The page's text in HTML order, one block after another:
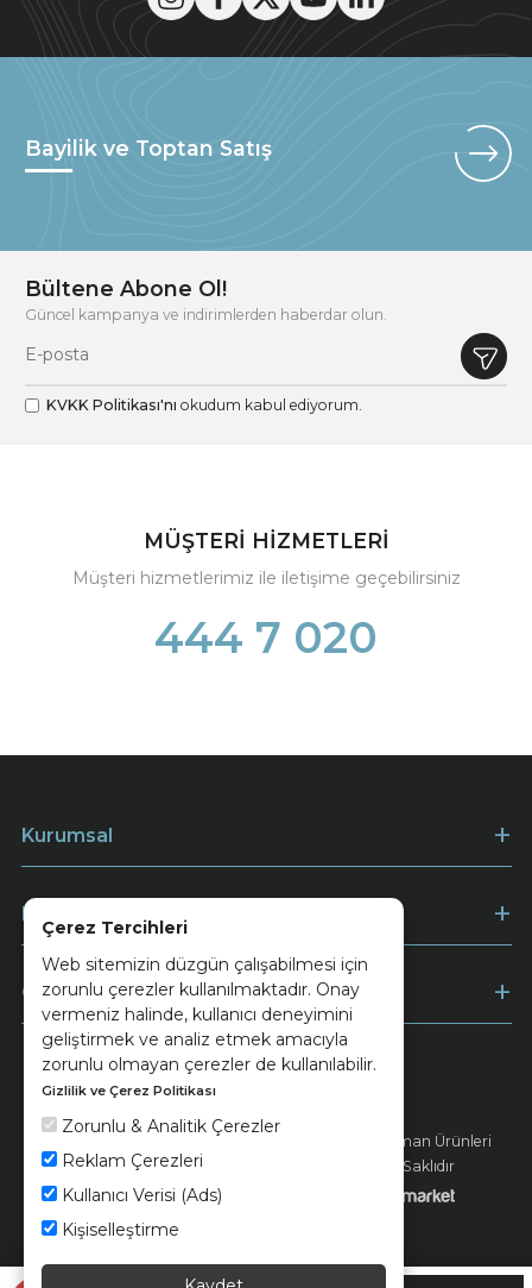
Çerez Tercihleri
Web sitemizin düzgün çalışabilmesi için
zorunlu çerezler kullanılmaktadır. Onay
vermeniz halinde, kullanıcı deneyimini
geliştirmek ve analiz etmek amacıyla
zorunlu olmayan çerezler de kullanılabilir.
Gizlilik ve Çerez Politikası
Zorunlu & Analitik Çerezler
Reklam Çerezleri
Kullanıcı Verisi (Ads)
Kişiselleştirme
Bayilik ve Toptan Satış
Bültene Abone Ol!
Güncel kampanya ve indirimlerden haberdar olun.
KVKK Politikası'nı okudum kabul ediyorum.
MÜŞTERİ HİZMETLERİ
Müşteri hizmetlerimiz ile iletişime geçebilirsiniz
444 7 020
Kurumsal
Müşteri Hizmetleri
Ödeme
Keramika Kvkk ve Çerez Politikası
© 2026 Ünsa Madencilik Turizm Enerji Seramik Orman Ürünleri
Elektrik Üretim San. ve Tic. A.Ş. - Tüm Hakları Saklıdır